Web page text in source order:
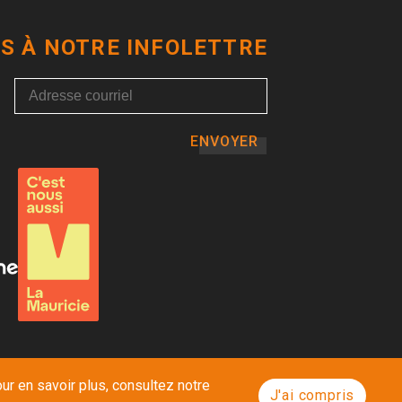
À NOTRE INFOLETTRE
ENVOYER
en savoir plus, consultez notre
J'ai compris